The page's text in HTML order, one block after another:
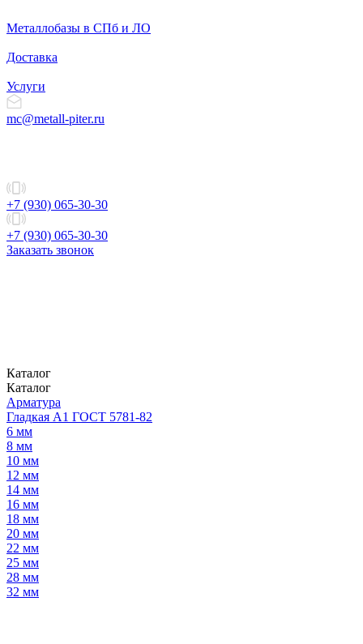
Металлобазы в СПб и ЛО
Доставка
Услуги
mc@metall-piter.ru
+7 (930) 065-30-30
+7 (930) 065-30-30
Заказать звонок
Каталог
Каталог
Арматура
Гладкая А1 ГОСТ 5781-82
6 мм
8 мм
10 мм
12 мм
14 мм
16 мм
18 мм
20 мм
22 мм
25 мм
28 мм
32 мм